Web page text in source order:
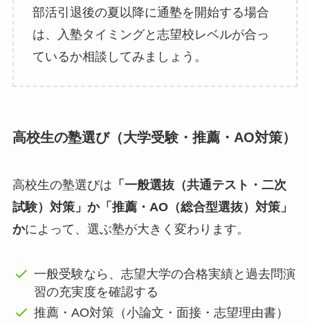
部活引退後の夏以降に通塾を開始する場合
は、入塾タイミングと志望校レベルが合っ
ているか相談してみましょう。
高校生の塾選び（大学受験・推薦・AO対策）
高校生の塾選びは 「一般選抜（共通テスト・二次
試験）対策」か「推薦・AO（総合型選抜）対策」
かによって、選ぶ塾が大きく変わります。
一般受験なら、志望大学の合格実績と過去問演
習の充実度を確認する
推薦・AO対策（小論文・面接・志望理由書）